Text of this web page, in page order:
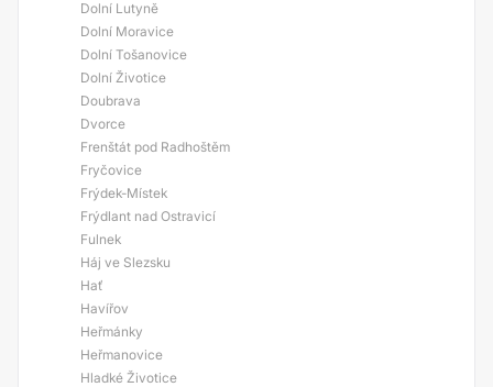
Dolní Lutyně
Dolní Moravice
Dolní Tošanovice
Dolní Životice
Doubrava
Dvorce
Frenštát pod Radhoštěm
Fryčovice
Frýdek-Místek
Frýdlant nad Ostravicí
Fulnek
Háj ve Slezsku
Hať
Havířov
Heřmánky
Heřmanovice
Hladké Životice